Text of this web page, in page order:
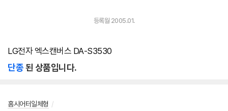
등록월 2005.01.
LG전자 엑스캔버스 DA-S3530
단종된 상품입니다.
홈시어터일체형 /